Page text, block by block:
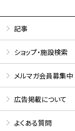
記事
ショップ・施設検索
メルマガ会員募集中
広告掲載について
よくある質問